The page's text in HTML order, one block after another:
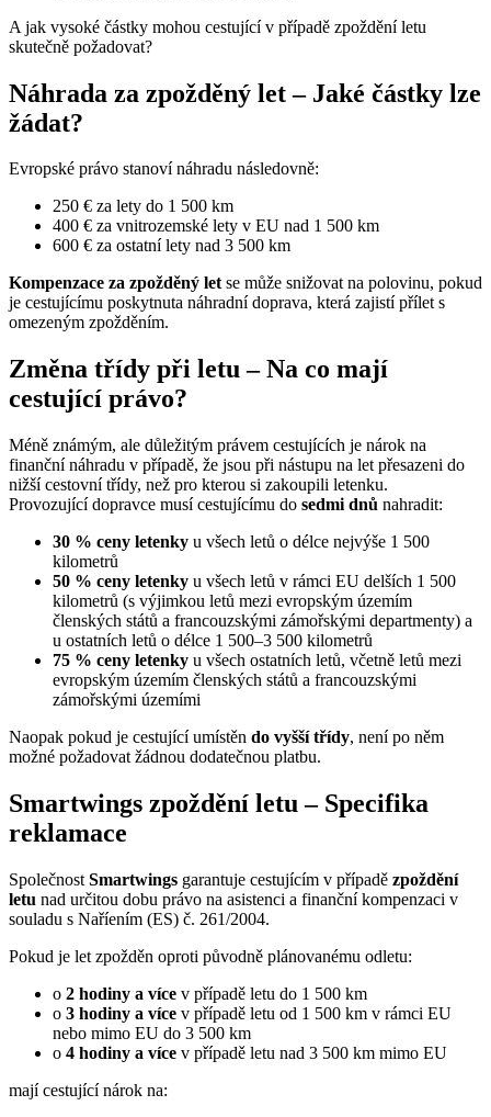
A jak vysoké částky mohou cestující v případě zpoždění letu
skutečně požadovat?
Náhrada za zpožděný let – Jaké částky lze
žádat?
Evropské právo stanoví náhradu následovně:
250 € za lety do 1 500 km
400 € za vnitrozemské lety v EU nad 1 500 km
600 € za ostatní lety nad 3 500 km
Kompenzace za zpožděný letse může snižovat na polovinu, pokud
je cestujícímu poskytnuta náhradní doprava, která zajistí přílet s
omezeným zpožděním.
Změna třídy při letu – Na co mají
cestující právo?
Méně známým, ale důležitým právem cestujících je nárok na
finanční náhradu v případě, že jsou při nástupu na let přesazeni do
nižší cestovní třídy, než pro kterou si zakoupili letenku.
Provozující dopravce musí cestujícímu do sedmi dnů nahradit:
30 % ceny letenky u všech letů o délce nejvýše 1 500
kilometrů
50 % ceny letenky u všech letů v rámci EU delších 1 500
kilometrů (s výjimkou letů mezi evropským územím
členských států a francouzskými zámořskými departmenty) a
u ostatních letů o délce 1 500–3 500 kilometrů
75 % ceny letenky u všech ostatních letů, včetně letů mezi
evropským územím členských států a francouzskými
zámořskými územími
Naopak pokud je cestující umístěn do vyšší třídy, není po něm
možné požadovat žádnou dodatečnou platbu.
Smartwings zpoždění letu – Specifika
reklamace
Společnost Smartwings garantuje cestujícím v případě zpoždění
letu nad určitou dobu právo na asistenci a finanční kompenzaci v
souladu s Naříením (ES) č. 261/2004.
Pokud je let zpožděn oproti původně plánovanému odletu:
o 2 hodiny a více v případě letu do 1 500 km
o 3 hodiny a více v případě letu od 1 500 km v rámci EU
nebo mimo EU do 3 500 km
o 4 hodiny a více v případě letu nad 3 500 km mimo EU
mají cestující nárok na: